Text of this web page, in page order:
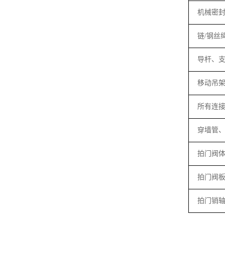
机械密封
链/钢丝
导杆、
移动吊
所有连
穿墙管
拍门阀体
拍门阀板
拍门销轴